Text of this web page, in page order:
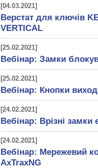
[04.03.2021]
Верстат для ключів
VERTICAL
[25.02.2021]
Вебінар: Замки
[25.02.2021]
Вебінар: Кнопки
[24.02.2021]
Вебінар: Врізні замки
[24.02.2021]
Вебінар: Мережевий
AxTraxNG